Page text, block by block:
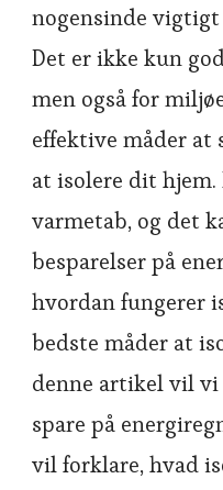
nogensinde vigtigt
Det er ikke kun
men også for
effektive måder at
at isolere dit
varmetab, og det
besparelser på
hvordan fungerer
bedste måder at
denne artikel vil
spare på
vil forklare, hvad